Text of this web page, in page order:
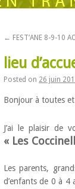
← FEST’ANE 8-9-10
lieu
Posted on 26 juin
Bonjour à toutes
J’ai le plaisir de
« Les
Les parents,
d’enfants de 0 à 4